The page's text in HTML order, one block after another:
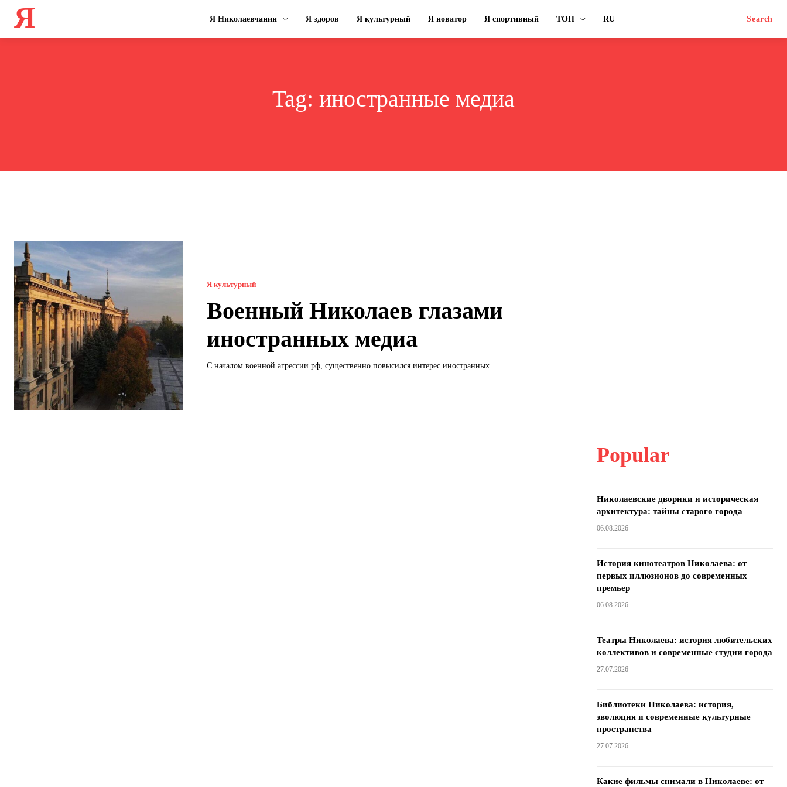
Я Я Николаевчанин Я здоров Я культурный Я новатор Я спортивный ТОП RU Search
Tag: иностранные медиа
Я культурный
Военный Николаев глазами
иностранных медиа
С началом военной агрессии рф, существенно повысился интерес иностранных...
Popular
Николаевские дворики и историческая
архитектура: тайны старого города
06.08.2026
История кинотеатров Николаева: от
первых иллюзионов до современных
премьер
06.08.2026
Театры Николаева: история любительских
коллективов и современные студии города
27.07.2026
Библиотеки Николаева: история,
эволюция и современные культурные
пространства
27.07.2026
Какие фильмы снимали в Николаеве: от